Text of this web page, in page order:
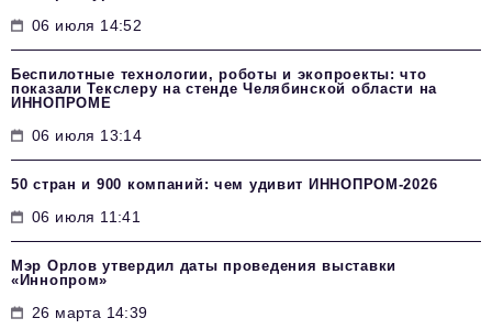
06 июля 14:52
Беспилотные технологии, роботы и экопроекты: что
показали Текслеру на стенде Челябинской области на
ИННОПРОМЕ
06 июля 13:14
50 стран и 900 компаний: чем удивит ИННОПРОМ‑2026
06 июля 11:41
Мэр Орлов утвердил даты проведения выставки
«Иннопром»
26 марта 14:39